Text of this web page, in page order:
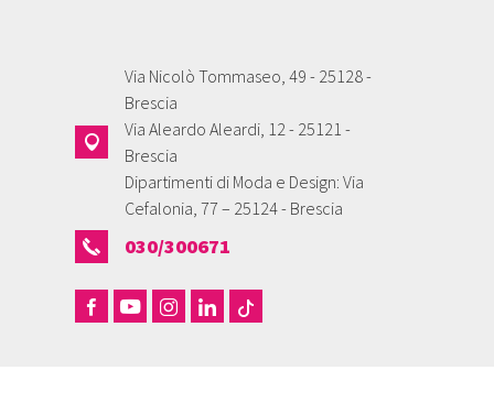
Via Nicolò Tommaseo, 49 - 25128 -
Brescia
Via Aleardo Aleardi, 12 - 25121 -
Brescia
Dipartimenti di Moda e Design: Via
Cefalonia, 77 – 25124 - Brescia
030/300671